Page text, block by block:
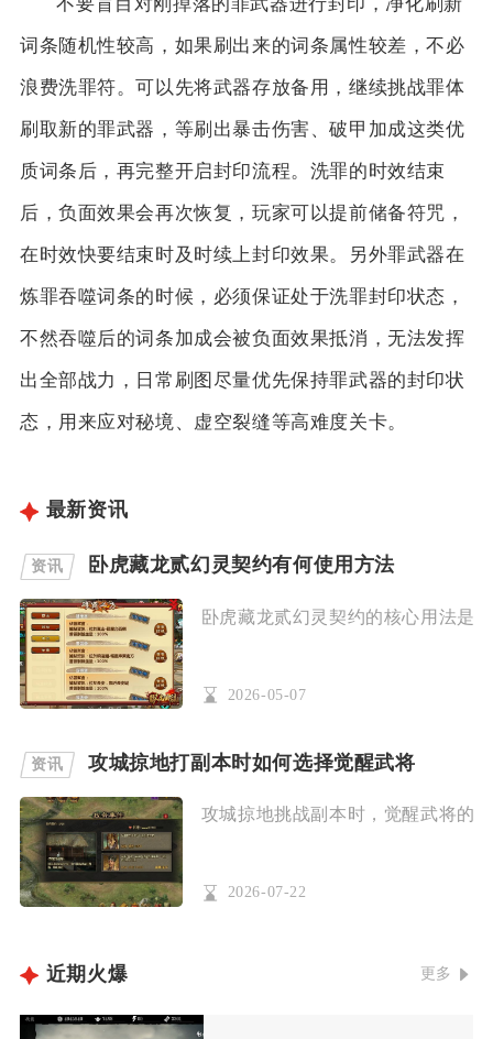
词条随机性较高，如果刷出来的词条属性较差，不必
浪费洗罪符。可以先将武器存放备用，继续挑战罪体
刷取新的罪武器，等刷出暴击伤害、破甲加成这类优
质词条后，再完整开启封印流程。洗罪的时效结束
后，负面效果会再次恢复，玩家可以提前储备符咒，
在时效快要结束时及时续上封印效果。另外罪武器在
炼罪吞噬词条的时候，必须保证处于洗罪封印状态，
不然吞噬后的词条加成会被负面效果抵消，无法发挥
出全部战力，日常刷图尽量优先保持罪武器的封印状
态，用来应对秘境、虚空裂缝等高难度关卡。
最新资讯
资讯 卧虎藏龙贰幻灵契约有何使用方法
卧虎藏龙贰幻灵契约的核心用法是
2026-05-07
资讯 攻城掠地打副本时如何选择觉醒武将
攻城掠地挑战副本时，觉醒武将的
2026-07-22
近期火爆 更多